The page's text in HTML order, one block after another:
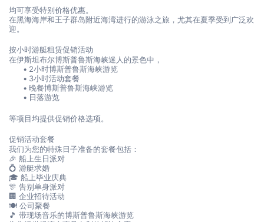
均可享受特别价格优惠。
在黑海海岸和王子群岛附近海湾进行的游泳之旅，尤其在夏季受到广泛欢
迎。
按小时游艇租赁促销活动
在伊斯坦布尔博斯普鲁斯海峡迷人的景色中，
2小时博斯普鲁斯海峡游览
3小时活动套餐
晚餐博斯普鲁斯海峡游览
日落游览
等项目均提供促销价格选项。
促销活动套餐
我们为您的特殊日子准备的套餐包括：
🎉 船上生日派对
💍 游艇求婚
🎓 船上毕业庆典
🎊 告别单身派对
🏢 企业招待活动
🍽️ 公司聚餐
🎵 带现场音乐的博斯普鲁斯海峡游览